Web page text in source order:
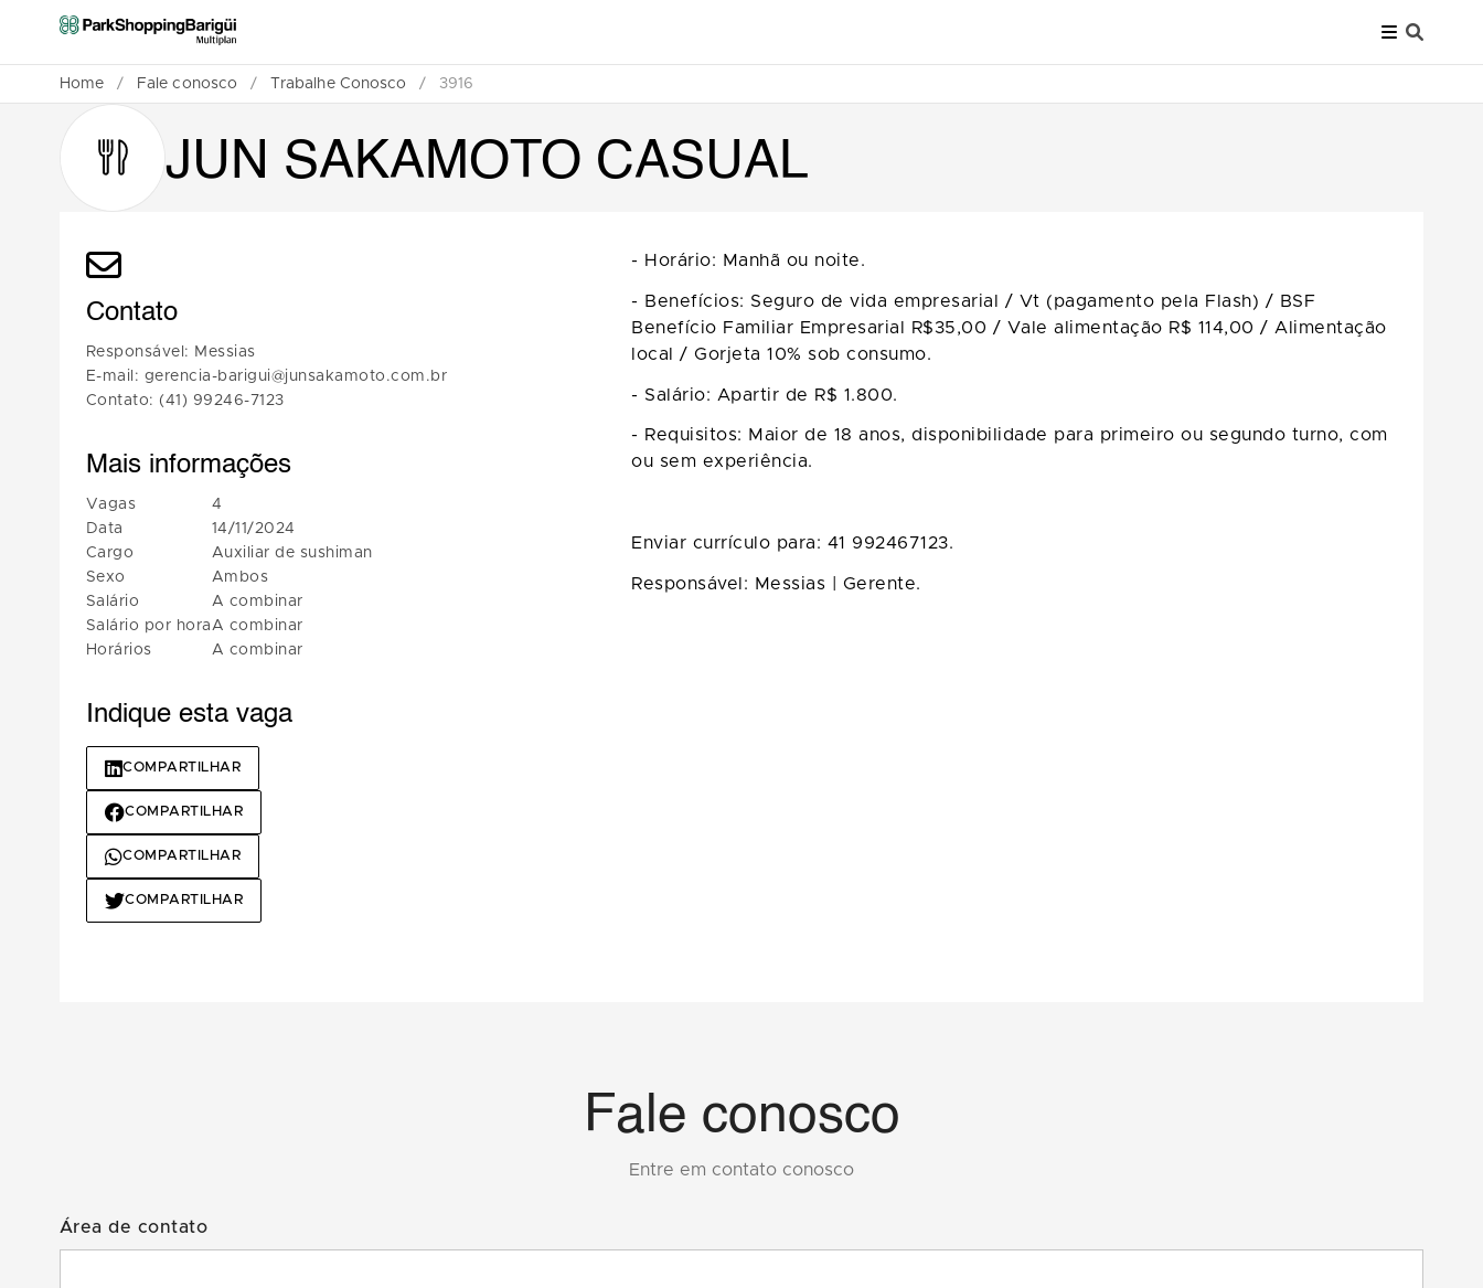
Home / Fale conosco / Trabalhe Conosco / 3916
JUN SAKAMOTO CASUAL
Contato
Responsável: Messias
E-mail: gerencia-barigui@junsakamoto.com.br
Contato: (41) 99246-7123
Mais informações
Vagas
Data
Cargo
Sexo
Salário
Salário por hora
Horários
4
14/11/2024
Auxiliar de sushiman
Ambos
A combinar
A combinar
A combinar
Indique esta vaga
COMPARTILHAR
COMPARTILHAR
COMPARTILHAR
COMPARTILHAR
- Horário: Manhã ou noite.
- Benefícios: Seguro de vida empresarial / Vt (pagamento pela Flash) / BSF
Benefício Familiar Empresarial R$35,00 / Vale alimentação R$ 114,00 / Alimentação
local / Gorjeta 10% sob consumo.
- Salário: Apartir de R$ 1.800.
- Requisitos: Maior de 18 anos, disponibilidade para primeiro ou segundo turno, com
ou sem experiência.
Enviar currículo para: 41 992467123.
Responsável: Messias | Gerente.
Fale conosco
Entre em contato conosco
Área de contato